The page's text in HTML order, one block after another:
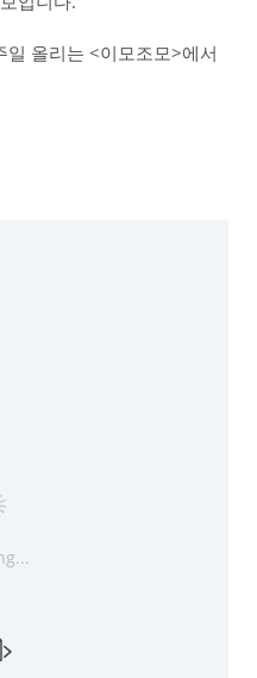
올리는 <이모조모>에서